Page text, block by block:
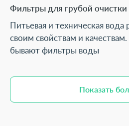
Фильтры для грубой
Питьевая и техническая вода
своим свойствам и
бывают фильтры воды
Показать